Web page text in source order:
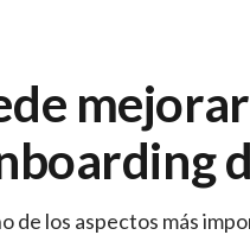
de los aspectos más